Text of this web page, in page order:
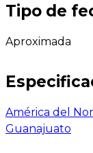
Tipo de
Aproximada
América del
Guanajuato